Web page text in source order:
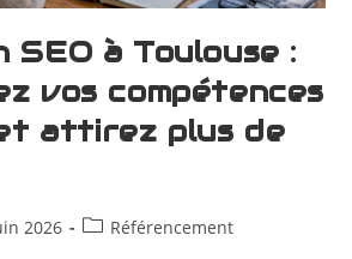
SEO à Toulouse :
vos compétences
attirez plus de
2026 Référencement